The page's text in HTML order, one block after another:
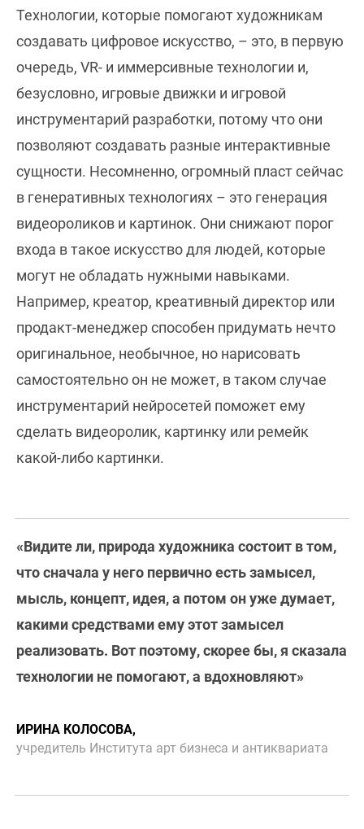
Технологии, которые помогают художникам
создавать цифровое искусство, – это, в первую
очередь, VR- и иммерсивные технологии и,
безусловно, игровые движки и игровой
инструментарий разработки, потому что они
позволяют создавать разные интерактивные
сущности. Несомненно, огромный пласт сейчас
в генеративных технологиях – это генерация
видеороликов и картинок. Они снижают порог
входа в такое искусство для людей, которые
могут не обладать нужными навыками.
Например, креатор, креативный директор или
продакт-менеджер способен придумать нечто
оригинальное, необычное, но нарисовать
самостоятельно он не может, в таком случае
инструментарий нейросетей поможет ему
сделать видеоролик, картинку или ремейк
какой-либо картинки.
«Видите ли, природа художника состоит в том,
что сначала у него первично есть замысел,
мысль, концепт, идея, а потом он уже думает,
какими средствами ему этот замысел
реализовать. Вот поэтому, скорее бы, я сказала
технологии не помогают, а вдохновляют»
ИРИНА КОЛОСОВА,
учредитель Института арт бизнеса и антиквариата